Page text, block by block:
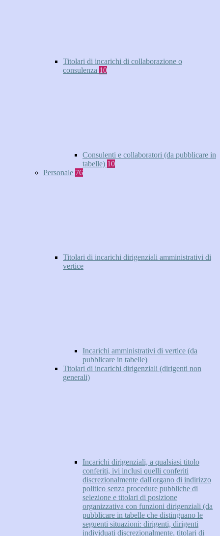
Titolari di incarichi di collaborazione o
consulenza 10
Consulenti e collaboratori (da pubblicare in
tabelle) 10
Personale 76
Titolari di incarichi dirigenziali amministrativi di
vertice
Incarichi amministrativi di vertice (da
pubblicare in tabelle)
Titolari di incarichi dirigenziali (dirigenti non
generali)
Incarichi dirigenziali, a qualsiasi titolo
conferiti, ivi inclusi quelli conferiti
discrezionalmente dall'organo di indirizzo
politico senza procedure pubbliche di
selezione e titolari di posizione
organizzativa con funzioni dirigenziali (da
pubblicare in tabelle che distinguano le
seguenti situazioni: dirigenti, dirigenti
individuati discrezionalmente, titolari di